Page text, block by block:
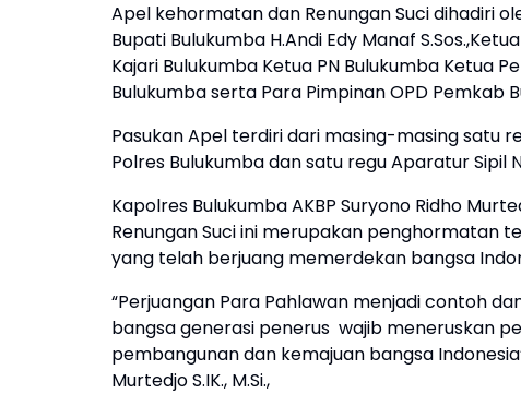
Apel kehormatan dan Renungan Suci dihadiri
Bupati Bulukumba H.Andi Edy Manaf
Kajari Bulukumba Ketua PN Bulukumba Ketua
Bulukumba serta Para Pimpinan OPD Pemkab
Pasukan Apel terdiri dari masing-masing satu
Polres Bulukumba dan satu regu Aparatur Sipil
Kapolres Bulukumba AKBP Suryono Ridho
Renungan Suci ini merupakan penghormatan
yang telah berjuang memerdekan bangsa
“Perjuangan Para Pahlawan menjadi contoh
bangsa generasi penerus wajib meneruskan
pembangunan dan kemajuan bangsa
Murtedjo S.IK., M.Si.,